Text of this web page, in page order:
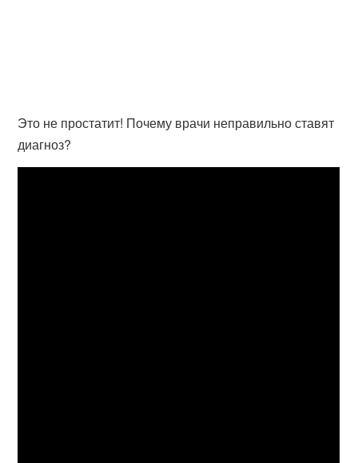
Это не простатит! Почему врачи неправильно ставят
диагноз?